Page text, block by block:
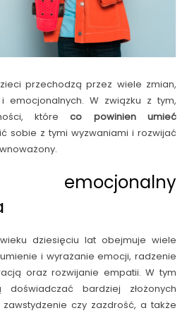
przechodzą przez wiele zmian,
emocjonalnych. W związku z tym,
któreco powinien umieć
sobie z tymi wyzwaniami i rozwijać
dziesięciu lat obejmuje wiele
i wyrażanie emocji, radzenie
oraz rozwijanie empatii. W tym
bardziej złożonych
czy zazdrość, a także